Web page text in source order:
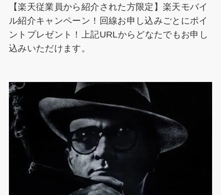
【楽天従業員から紹介された方限定】楽天モバイ
ル紹介キャンペーン！回線お申し込みごとにポイ
ントプレゼント！上記URLからどなたでもお申し
込みいただけます。